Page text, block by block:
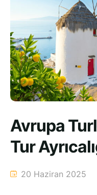
Avrupa
Tur
20 Haziran 2025